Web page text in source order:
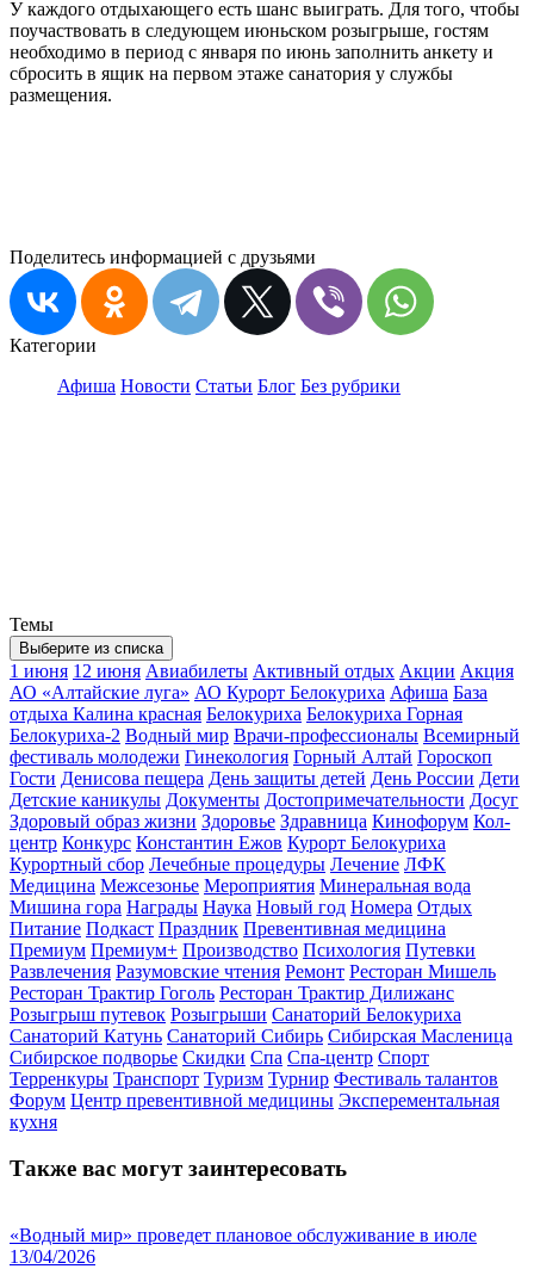
У каждого отдыхающего есть шанс выиграть. Для того, чтобы
поучаствовать в следующем июньском розыгрыше, гостям
необходимо в период с января по июнь заполнить анкету и
сбросить в ящик на первом этаже санатория у службы
размещения.
Поделитесь информацией с друзьями
Категории
Афиша Новости Статьи Блог Без рубрики
Темы
Выберите из списка
1 июня 12 июня Авиабилеты Активный отдых Акции Акция
АО «Алтайские луга» АО Курорт Белокуриха Афиша База
отдыха Калина красная Белокуриха Белокуриха Горная
Белокуриха-2 Водный мир Врачи-профессионалы Всемирный
фестиваль молодежи Гинекология Горный Алтай Гороскоп
Гости Денисова пещера День защиты детей День России Дети
Детские каникулы Документы Достопримечательности Досуг
Здоровый образ жизни Здоровье Здравница Кинофорум Кол-
центр Конкурс Константин Ежов Курорт Белокуриха
Курортный сбор Лечебные процедуры Лечение ЛФК
Медицина Межсезонье Мероприятия Минеральная вода
Мишина гора Награды Наука Новый год Номера Отдых
Питание Подкаст Праздник Превентивная медицина
Премиум Премиум+ Производство Психология Путевки
Развлечения Разумовские чтения Ремонт Ресторан Мишель
Ресторан Трактир Гоголь Ресторан Трактир Дилижанс
Розыгрыш путевок Розыгрыши Санаторий Белокуриха
Санаторий Катунь Санаторий Сибирь Сибирская Масленица
Сибирское подворье Скидки Спа Спа-центр Спорт
Терренкуры Транспорт Туризм Турнир Фестиваль талантов
Форум Центр превентивной медицины Эксперементальная
кухня
Также вас могут заинтересовать
«Водный мир» проведет плановое обслуживание в июле
13/04/2026